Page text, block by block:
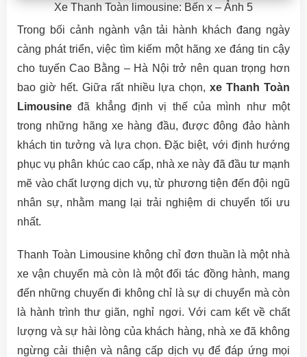
Xe Thanh Toàn limousine: Bến x – Ảnh 5
Trong bối cảnh ngành vận tải hành khách đang ngày
càng phát triển, việc tìm kiếm một hãng xe đáng tin cậy
cho tuyến Cao Bằng – Hà Nội trở nên quan trọng hơn
bao giờ hết. Giữa rất nhiều lựa chọn,xe Thanh Toàn
Limousine đã khẳng định vị thế của mình như một
trong những hãng xe hàng đầu, được đông đảo hành
khách tin tưởng và lựa chọn. Đặc biệt, với định hướng
phục vụ phân khúc cao cấp, nhà xe này đã đầu tư mạnh
mẽ vào chất lượng dịch vụ, từ phương tiện đến đội ngũ
nhân sự, nhằm mang lại trải nghiệm di chuyển tối ưu
nhất.
Thanh Toàn Limousine không chỉ đơn thuần là một nhà
xe vận chuyển mà còn là một đối tác đồng hành, mang
đến những chuyến đi không chỉ là sự di chuyển mà còn
là hành trình thư giãn, nghỉ ngơi. Với cam kết về chất
lượng và sự hài lòng của khách hàng, nhà xe đã không
ngừng cải thiện và nâng cấp dịch vụ để đáp ứng mọi